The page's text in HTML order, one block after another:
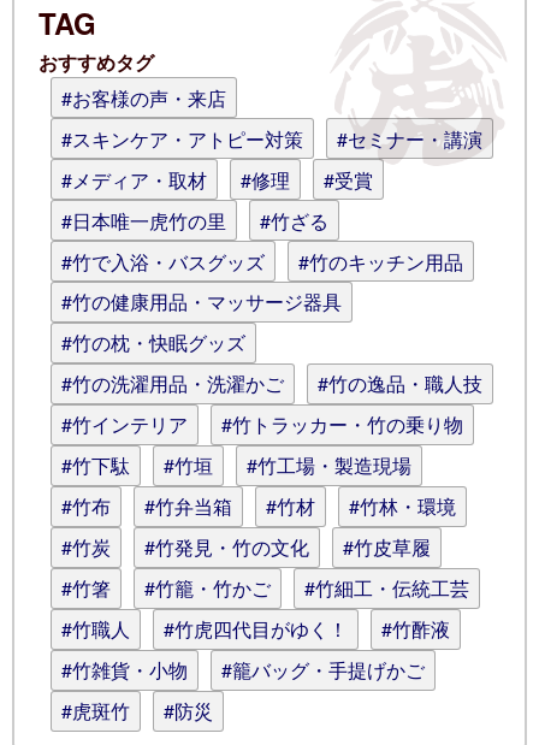
コメント (スタイル用のHTMLタグを使
えます)
TAG
おすすめタグ
#お客様の声・来店
#スキンケア・アトピー対策
#セミナー・講演
#メディア・取材
#修理
#受賞
#日本唯一虎竹の里
#竹ざる
#竹で入浴・バスグッズ
#竹のキッチン用品
#竹の健康用品・マッサージ器具
#竹の枕・快眠グッズ
#竹の洗濯用品・洗濯かご
#竹の逸品・職人技
#竹インテリア
#竹トラッカー・竹の乗り物
#竹下駄
#竹垣
#竹工場・製造現場
#竹布
#竹弁当箱 #竹材
#竹林・環境
#竹炭
#竹発見・竹の文化
#竹皮草履
#竹箸
#竹籠・竹かご
#竹細工・伝統工芸
#竹職人
#竹虎四代目がゆく！
#竹酢液
#竹雑貨・小物
#籠バッグ・手提げかご
#虎斑竹
#防災